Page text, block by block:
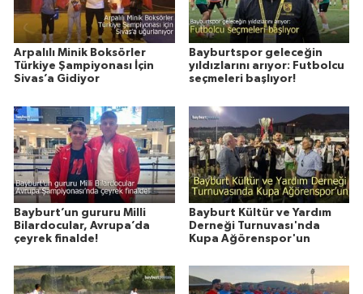
Arpalılı Minik Boksörler
Türkiye Şampiyonası İçin
Sivas’a Gidiyor
Bayburtspor geleceğin
yıldızlarını arıyor: Futbolcu
seçmeleri başlıyor!
Bayburt’un gururu Milli
Bilardocular, Avrupa’da
çeyrek finalde!
Bayburt Kültür ve Yardım
Derneği Turnuvası'nda
Kupa Ağörenspor'un